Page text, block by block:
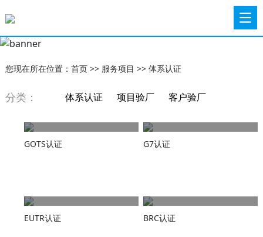
您现在所在位置： 首页>> 服务项目 >> 体系认证
分类： 体系认证 项目验厂 客户验厂
GOTS认证 G7认证
EUTR认证 BRC认证